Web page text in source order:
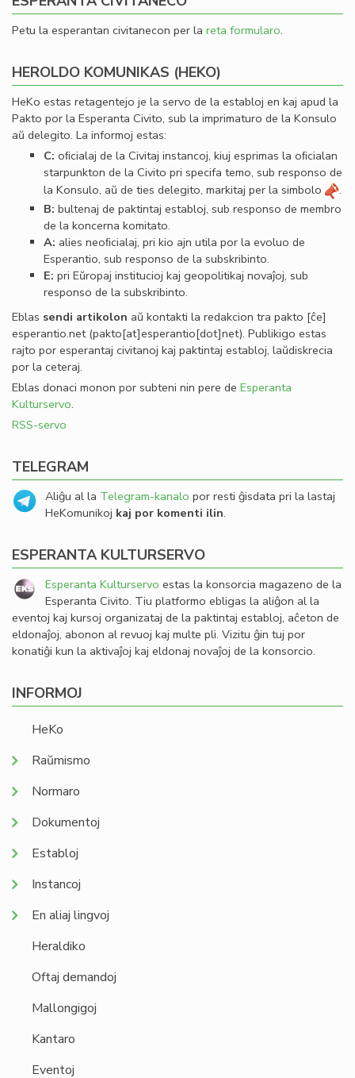
Petu la esperantan civitanecon per la reta formularo.
HEROLDO KOMUNIKAS (HEKO)
HeKo estas retagentejo je la servo de la establoj en kaj apud la
Pakto por la Esperanta Civito, sub la imprimaturo de la Konsulo
aŭ delegito. La informoj estas:
C: oﬁcialaj de la Civitaj instancoj, kiuj esprimas la oﬁcialan
starpunkton de la Civito pri specifa temo, sub responso de
la Konsulo, aŭ de ties delegito, markitaj per la simbolo
.
B: bultenaj de paktintaj establoj, sub responso de membro
de la koncerna komitato.
A: alies neoﬁcialaj, pri kio ajn utila por la evoluo de
Esperantio, sub responso de la subskribinto.
E: pri Eŭropaj institucioj kaj geopolitikaj novaĵoj, sub
responso de la subskribinto.
Eblas sendi artikolon aŭ kontakti la redakcion tra pakto [ĉe]
esperantio.net(pakto[at]esperantio[dot]net). Publikigo estas
rajto por esperantaj civitanoj kaj paktintaj establoj, laŭdiskrecia
por la ceteraj.
Eblas donaci monon por subteni nin pere de Esperanta
Kulturservo.
RSS-servo
TELEGRAM
Aliĝu al la Telegram-kanalo por resti ĝisdata pri la lastaj
HeKomunikoj kaj por komenti ilin.
ESPERANTA KULTURSERVO
Esperanta Kulturservo estas la konsorcia magazeno de la
Esperanta Civito. Tiu platformo ebligas la aliĝon al la
eventoj kaj kursoj organizataj de la paktintaj establoj, aĉeton de
eldonaĵoj, abonon al revuoj kaj multe pli. Vizitu ĝin tuj por
konatiĝi kun la aktivaĵoj kaj eldonaj novaĵoj de la konsorcio.
INFORMOJ
HeKo
Raŭmismo
Normaro
Dokumentoj
Establoj
Instancoj
En aliaj lingvoj
Heraldiko
Oftaj demandoj
Mallongigoj
Kantaro
Eventoj